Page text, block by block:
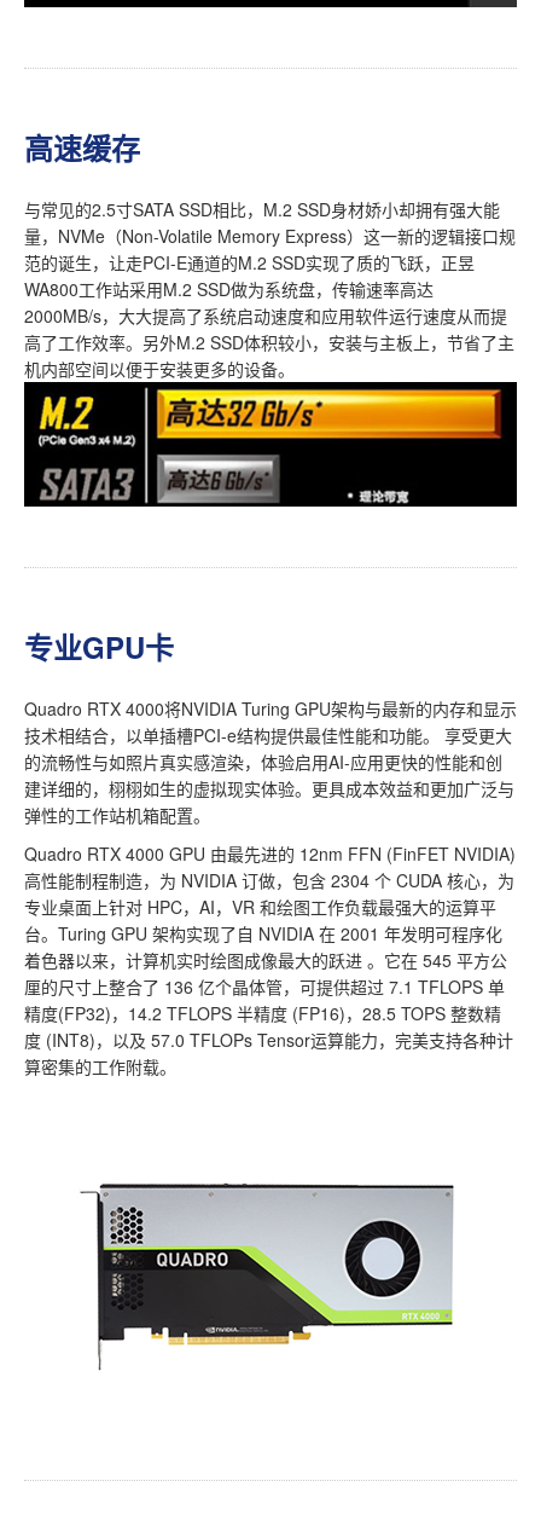
高速缓存
与常见的2.5寸SATA SSD相比，M.2 SSD身材娇小却拥有强大能
量，NVMe（Non-Volatile Memory Express）这一新的逻辑接口规
范的诞生，让走PCI-E通道的M.2 SSD实现了质的飞跃，正昱
WA800工作站采用M.2 SSD做为系统盘，传输速率高达
2000MB/s，大大提高了系统启动速度和应用软件运行速度从而提
高了工作效率。另外M.2 SSD体积较小，安装与主板上，节省了主
机内部空间以便于安装更多的设备。
专业GPU卡
Quadro RTX 4000将NVIDIA Turing GPU架构与最新的内存和显示
技术相结合，以单插槽PCI-e结构提供最佳性能和功能。 享受更大
的流畅性与如照片真实感渲染，体验启用AI-应用更快的性能和创
建详细的，栩栩如生的虚拟现实体验。更具成本效益和更加广泛与
弹性的工作站机箱配置。
Quadro RTX 4000 GPU 由最先进的 12nm FFN (FinFET NVIDIA)
高性能制程制造，为 NVIDIA 订做，包含 2304 个 CUDA 核心，为
专业桌面上针对 HPC，AI，VR 和绘图工作负载最强大的运算平
台。Turing GPU 架构实现了自 NVIDIA 在 2001 年发明可程序化
着色器以来，计算机实时绘图成像最大的跃进 。它在 545 平方公
厘的尺寸上整合了 136 亿个晶体管，可提供超过 7.1 TFLOPS 单
精度(FP32)，14.2 TFLOPS 半精度 (FP16)，28.5 TOPS 整数精
度 (INT8)，以及 57.0 TFLOPs Tensor运算能力，完美支持各种计
算密集的工作附载。